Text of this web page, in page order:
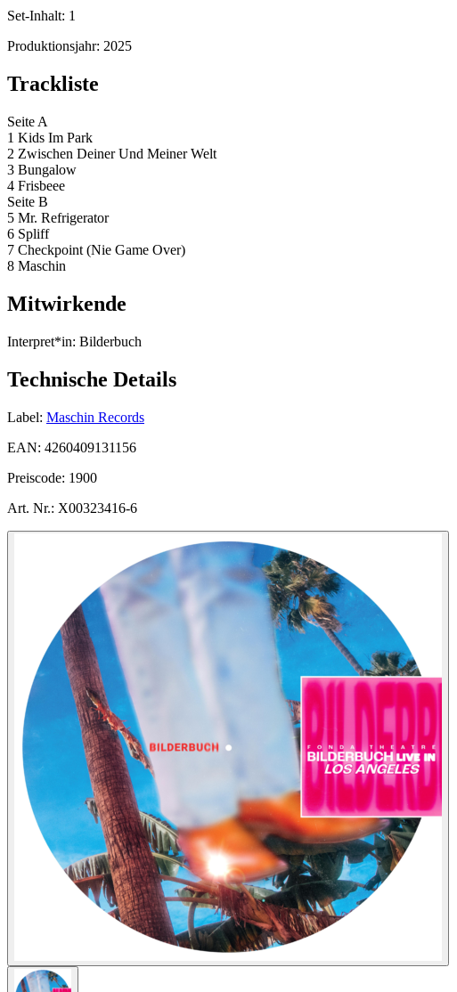
Set-Inhalt: 1
Produktionsjahr: 2025
Trackliste
Seite A
1 Kids Im Park
2 Zwischen Deiner Und Meiner Welt
3 Bungalow
4 Frisbeee
Seite B
5 Mr. Refrigerator
6 Spliff
7 Checkpoint (Nie Game Over)
8 Maschin
Mitwirkende
Interpret*in: Bilderbuch
Technische Details
Label: Maschin Records
EAN: 4260409131156
Preiscode: 1900
Art. Nr.: X00323416-6